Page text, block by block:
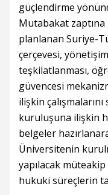
güçlendirme
Mutabakat
planlanan Suriye-
çerçevesi,
teşkilatlanması,
güvencesi
ilişkin
kuruluşuna ilişkin
belgeler
Üniversitenin
yapılacak
hukuki süreçlerin